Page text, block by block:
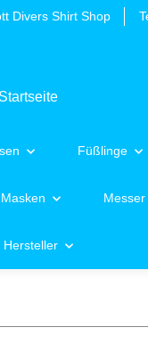
Divers Shirt Shop
Füßlinge
Masken Messer
Hersteller